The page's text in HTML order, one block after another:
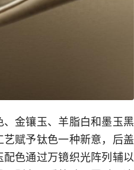
金镶玉、羊脂白和墨玉黑
赋予钛色一种新意，后盖
色通过万镜织光阵列辅以